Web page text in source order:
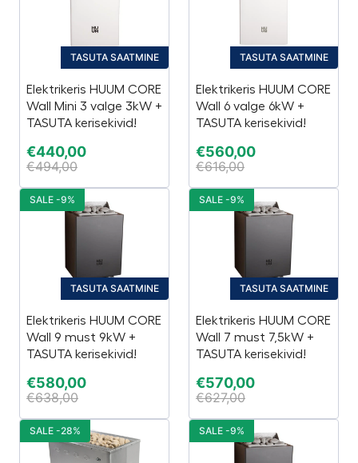
TASUTA SAATMINE
Elektrikeris HUUM CORE
Wall Mini 3 valge 3kW +
TASUTA kerisekivid!
€440,00
€494,00
TASUTA SAATMINE
Elektrikeris HUUM CORE
Wall 6 valge 6kW +
TASUTA kerisekivid!
€560,00
€616,00
TASUTA SAATMINE
Elektrikeris HUUM CORE
Wall 9 must 9kW +
TASUTA kerisekivid!
€580,00
€638,00
SALE -9%
TASUTA SAATMINE
Elektrikeris HUUM CORE
Wall 7 must 7,5kW +
TASUTA kerisekivid!
€570,00
€627,00
SALE -9%
SALE -28% SALE -9%